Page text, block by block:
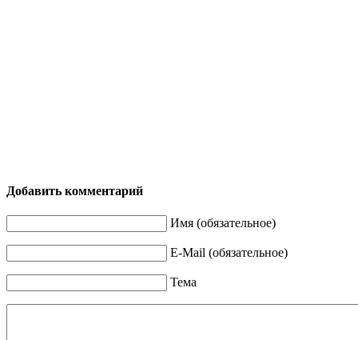
Добавить комментарий
Имя (обязательное)
E-Mail (обязательное)
Тема